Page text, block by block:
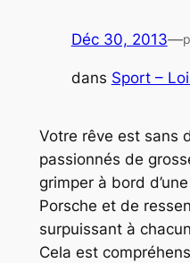
Déc 30, 2013—
dans Sport –
Votre rêve est sans
passionnés de
grimper à bord
Porsche et de
surpuissant à
Cela est